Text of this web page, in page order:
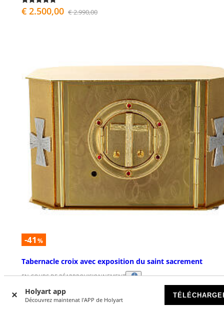
Holyart app
Découvrez maintenat l'APP de Holyart
€ 2.500,00 € 2.990,00
-41 %
Tabernacle croix avec exposition du saint sacrement
EN COURS DE RÉAPPROVISIONNEMENT
€ 2.126,84 € 3.600,00